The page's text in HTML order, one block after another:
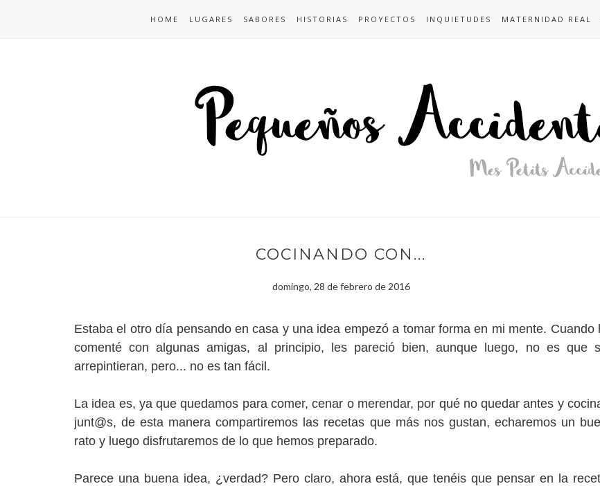
HOME LUGARES SABORES HISTORIAS PROYECTOS INQUIETUDES MATERNIDAD REAL
COCINANDO CON...
domingo, 28 de febrero de 2016
Estaba el otro día pensando en casa y una idea empezó a tomar forma en mi mente. Cuando
comenté con algunas amigas, al principio, les pareció bien, aunque luego, no es que
arrepintieran, pero... no es tan fácil.
La idea es, ya que quedamos para comer, cenar o merendar, por qué no quedar antes y
junt@s, de esta manera compartiremos las recetas que más nos gustan, echaremos un
rato y luego disfrutaremos de lo que hemos preparado.
Parece una buena idea, ¿verdad? Pero claro, ahora está, que tenéis que pensar en la